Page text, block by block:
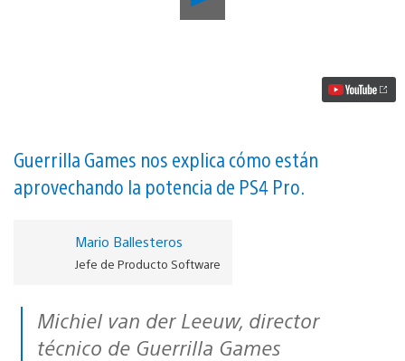
mejoras
vídeo
Guerrilla Games nos explica cómo están
aprovechando la potencia de PS4 Pro.
Mario Ballesteros
Jefe de Producto Software
Michiel van der Leeuw, director
técnico de Guerrilla Games